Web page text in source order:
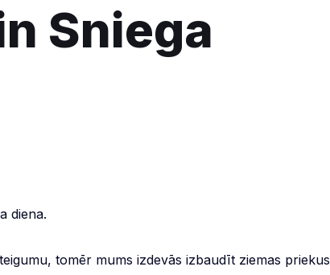
Sniega
diena.
tomēr mums izdevās izbaudīt ziemas priekus